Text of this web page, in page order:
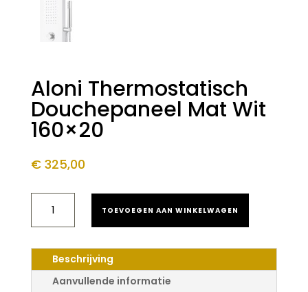
Aloni Thermostatisch
Douchepaneel Mat Wit
160×20
€325,00
THERMOSTATISCH
DOUCHEPANEEL
WIT
160X20
AANTAL
TOEVOEGEN AAN WINKELWAGEN
Beschrijving
Aanvullende informatie